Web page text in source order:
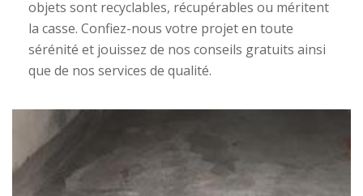
objets sont recyclables, récupérables ou méritent
la casse. Confiez-nous votre projet en toute
sérénité et jouissez de nos conseils gratuits ainsi
que de nos services de qualité.